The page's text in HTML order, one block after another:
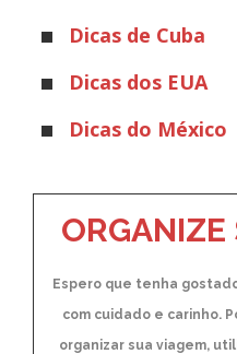
Dicas de Cuba
Dicas dos EUA
Dicas do México
ORGANIZE
Espero que tenha
com cuidado e carinho.
organizar sua viagem,